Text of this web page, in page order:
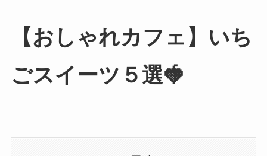
【おしゃれカフェ】いち
ごスイーツ５選🍓